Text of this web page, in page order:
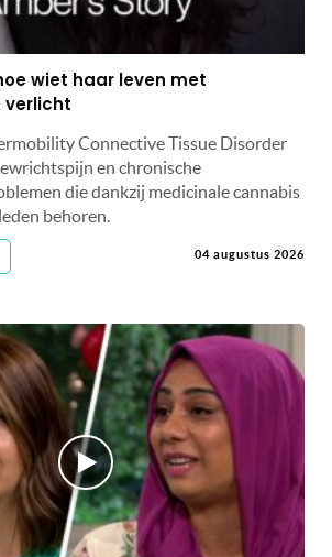
wiet haar leven met
verlicht
Connective Tissue Disorder
en chronische
die dankzij medicinale cannabis
behoren.
04 augustus 2026